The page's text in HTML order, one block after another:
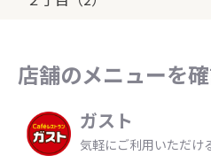
店舗のメニューを
ガスト
気軽にご利用いただけ